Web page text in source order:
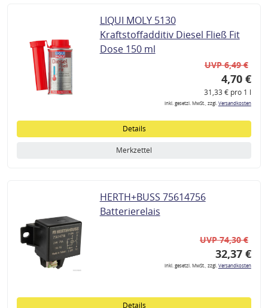
LIQUI MOLY 5130
Kraftstoffadditiv Diesel Fließ Fit
Dose 150 ml
UVP 6,49 €
4,70 €
31,33 € pro 1 l
inkl. gesetzl. MwSt., zzgl.Versandkosten
Details
Merkzettel
HERTH+BUSS 75614756
Batterierelais
UVP 74,30 €
32,37 €
inkl. gesetzl. MwSt., zzgl.Versandkosten
Details